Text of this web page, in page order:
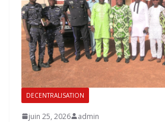
DECENTRALISATION
juin 25, 2026 admin